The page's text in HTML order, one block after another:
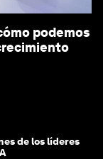
podemos
de los líderes